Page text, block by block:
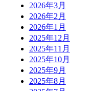
2026年3月
2026年2月
2026年1月
2025年12月
2025年11月
2025年10月
2025年9月
2025年8月